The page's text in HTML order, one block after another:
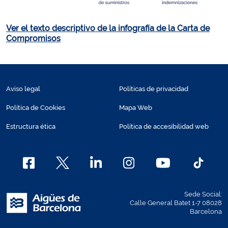
Ver el texto descriptivo de la infografía de la Carta de
Compromisos
Aviso legal
Política de Cookies
Estructura ética
Políticas de privacidad
Mapa Web
Política de accesibilidad web
Sede Social:
Calle General Batet 1-7 08028
Barcelona